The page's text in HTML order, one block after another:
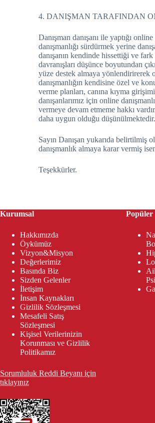
4. DANIŞMAN TARAFINDAN
Danışman danışanı ile yaptığı
danışmanlığı sürdürmek yerine
danışanın kendinde hissettiği ve
davranışları düşünce boyutundan
yüze destek almaya yönlendirirerek
danışmanlığın kendisine özel ve
verme planları, canına kıyma
danışanlarımız için online
vermeye devam etmeme hakkı
daha uygun olduğu düşünülmektedir.
Sayın Danışan yukarıda
danışmanlık almaya karar vermiş
Teşekkürler.
Kurumsal
Hakkımızda
Öykümüz
Vizyon&Misyon
Değerlerimiz
Basında Biz
Sizden Gelenler
İletişim
İnsan Kaynakları
Gizlilik Sözleşmesi
Mesafeli Satış
Sözleşmesi
Kişisel Verilerinizin
Korunması ve Gizlilik
Politikamız
Sorumluluk Reddi Beyanı için
tıklayınız
Popüler